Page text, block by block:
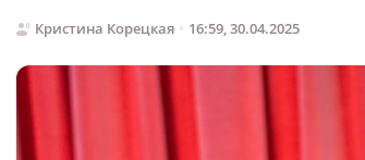
Кристина Корецкая 16:59, 30.04.2025